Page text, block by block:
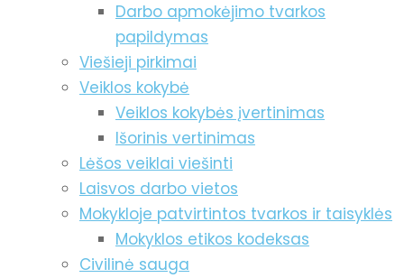
Darbo apmokėjimo tvarkos
papildymas
Viešieji pirkimai
Veiklos kokybė
Veiklos kokybės įvertinimas
Išorinis vertinimas
Lėšos veiklai viešinti
Laisvos darbo vietos
Mokykloje patvirtintos tvarkos ir taisyklės
Mokyklos etikos kodeksas
Civilinė sauga